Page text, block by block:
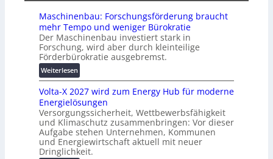
o
m
a
t
i
s
i
e
r
u
n
g
s
l
ö
e
i
h
e
G
e
r
ä
t
e
c
h
u
t
z
u
Maschinenbau: Forschungsförderung braucht
mehr Tempo und weniger Bürokratie
Der Maschinenbau investiert stark in
Forschung, wird aber durch kleinteilige
Förderbürokratie ausgebremst.
Weiterlesen:
M
a
s
c
h
i
n
e
Volta-X 2027 wird zum Energy Hub für moderne
Energielösungen
Versorgungssicherheit, Wettbewerbsfähigkeit
und Klimaschutz zusammenbringen: Vor dieser
Aufgabe stehen Unternehmen, Kommunen
und Energiewirtschaft aktuell mit neuer
Dringlichkeit.